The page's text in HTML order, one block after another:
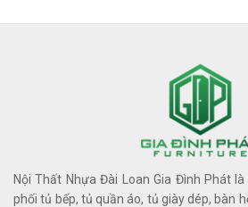
Nội Thất Nhựa Đài Loan Gia Đình Phát
phối tủ bếp, tủ quần áo, tủ giày dép, bàn